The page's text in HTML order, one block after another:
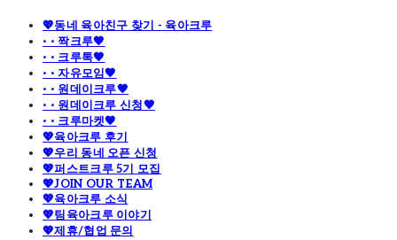
💖동네 육아친구 찾기 - 육아크루
· · 짝크루🧡
· · 크루톡🧡
· · 자유모임🧡
· · 원데이크루🧡
· · 원데이크루 신청🧡
· · 크루마켓🧡
💖육아크루 후기
💖우리 동네 오픈 신청
💖퍼스트크루 5기 모집
💖JOIN OUR TEAM
💖육아크루 소식
💖팀육아크루 이야기
💖제휴/협업 문의